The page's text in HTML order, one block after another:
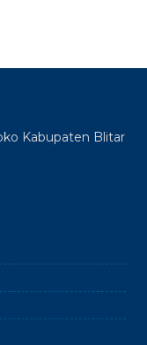
Lokasi
1
Kabupaten Blitar